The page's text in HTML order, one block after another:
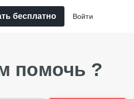
бесплатно Войти
помочь ?